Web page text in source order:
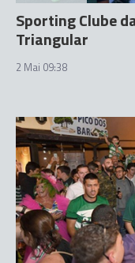
Sporting Clube
Triangular
2 Mai 09:38